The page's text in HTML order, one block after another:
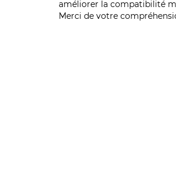
améliorer la compatibilité
Merci de votre